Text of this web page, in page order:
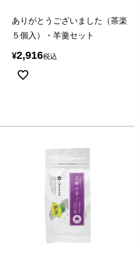
ありがとうございました（茶楽
５個入）・羊羹セット
¥2,916税込